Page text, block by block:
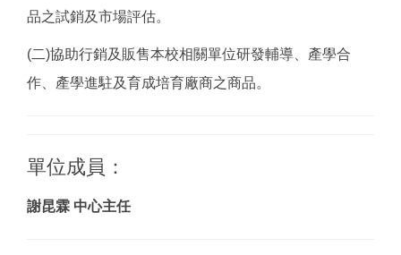
品之試銷及市場評估。
(二)協助行銷及販售本校相關單位研發輔導、產學合
作、產學進駐及育成培育廠商之商品。
單位成員：
謝昆霖 中心主任